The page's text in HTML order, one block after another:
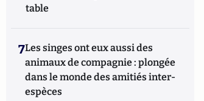
table
7Les singes ont eux aussi des
animaux de compagnie : plongée
dans le monde des amitiés inter-
espèces